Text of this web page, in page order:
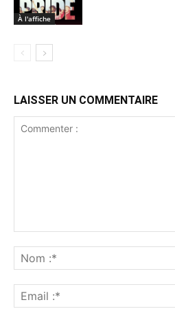
À l'affiche
LAISSER UN COMMENTAIRE